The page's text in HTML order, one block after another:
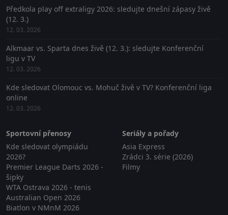
Předkola play off extraligy 2026: sledujte dnešní zápasy živě
(12. 3.)
12. 03. 2026
Alkmaar vs. Sparta dnes živě (12. 3.): sledujte Konferenční
ligu v TV
12. 03. 2026
Kde sledovat Olomouc vs. Mohuč živě v TV? Konferenční liga
online
12. 03. 2026
Sportovní přenosy
Kde sledovat olympiádu
2026?
Premier League Darts 2026 -
šipky
WTA Ostrava 2026 - tenis
Australian Open 2026
Biatlon v NMnM 2026
Seriály a pořady
Asia Express
Zrádci 3. série (2026)
Filmy